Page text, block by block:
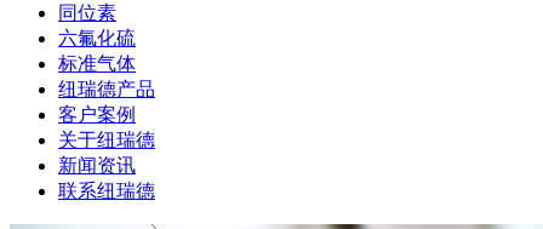
同位素
六氟化硫
标准气体
纽瑞德产品
客户案例
关于纽瑞德
新闻资讯
联系纽瑞德